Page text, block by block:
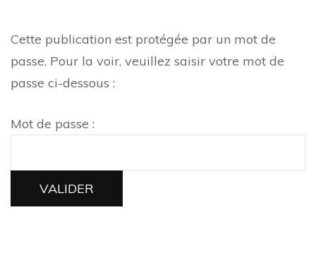
Cette publication est protégée par un mot de
passe. Pour la voir, veuillez saisir votre mot de
passe ci-dessous :
Mot de passe :